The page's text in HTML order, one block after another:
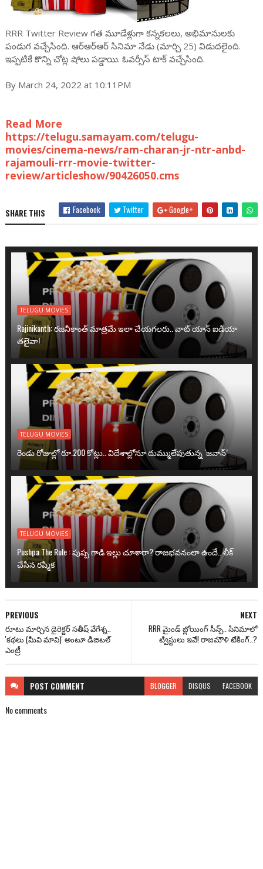
RRR Twitter Review గత మూడేళ్లుగా కన్నకలలు, అభిమానులకు
పండుగ వచ్చేసింది. ఆర్ఆర్ఆర్ సినిమా నేడు (మార్చి 25) విడుదలైంది.
ఇప్పటికే కొన్ని చోట్ల షోలు పడ్డాయి. ఓవర్సీస్ టాక్ వచ్చేసింది.
By March 24, 2022 at 10:11PM
Read More
https://telugu.samayam.com/telugu-
movies/cinema-news/ram-charan-jr-ntr-anbd-
rajamouli-rrr-movie-twitter-
review/articleshow/90426050.cms
SHARE THIS Facebook Twitter Google+
TELUGU MOVIES
Rajinikanth: రజనీకాంత్ మాత్రమే ఇలా చేయగలరు.. వాట్ యాన్ ఐడియా
తలైవా!
TELUGU MOVIES
రెండు రోజుల్లో రూ.200 కోట్లు.. విదేశాల్లోనూ దుమ్ములేపుతున్న ‘జవాన్’
TELUGU MOVIES
Pushpa The Rule : పుష్ప గాడి ఇల్లు చూశారా? రాజభవనంలా ఉందే.. లీక్
చేసిన రష్మిక
NEXT
RRR మైండ్ బ్లోయింగ్ సీన్స్.. సినిమాలో
ట్విస్టులు ఇవే! రాజమౌళి టేకింగ్..?
PREVIOUS
రూటు మార్చిన డైరెక్టర్ సతీష్ వేగేశ్న..
'కథలు (మీవి మావి)' అంటూ డిజిటల్
ఎంట్రీ
POST COMMENT BLOGGER DISQUS FACEBOOK
No comments